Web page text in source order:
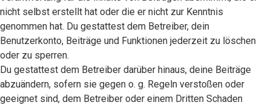
nicht selbst erstellt hat oder die er nicht zur Kenntnis
genommen hat. Du gestattest dem Betreiber, dein
Benutzerkonto, Beiträge und Funktionen jederzeit zu löschen
oder zu sperren.
Du gestattest dem Betreiber darüber hinaus, deine Beiträge
abzuändern, sofern sie gegen o. g. Regeln verstoßen oder
geeignet sind, dem Betreiber oder einem Dritten Schaden